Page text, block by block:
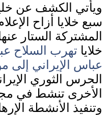
ويأتي الكشف عن
سبع خلايا أزاح
المشتركة الستار
خلايا تهرب السلاح
عباس الإيراني إلى
الحرس الثوري
الأخرى تنشط في
وتنفيذ الأنشطة